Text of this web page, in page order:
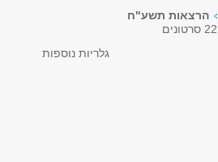
הרצאות תשע"ח
22 סרטונים
גלריות נוספות